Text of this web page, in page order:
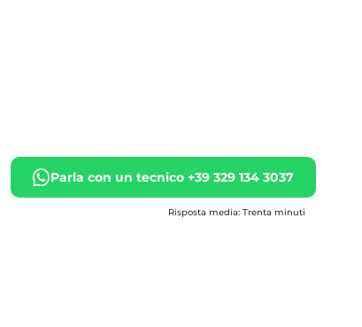
Parla con un tecnico +39 329 134 3037
Risposta media: Trenta minuti